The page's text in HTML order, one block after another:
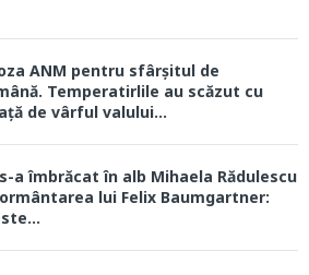
ANM pentru sfârșitul de
Temperatirlile au scăzut cu
de vârful valului...
a îmbrăcat în alb Mihaela Rădulescu
lui Felix Baumgartner: